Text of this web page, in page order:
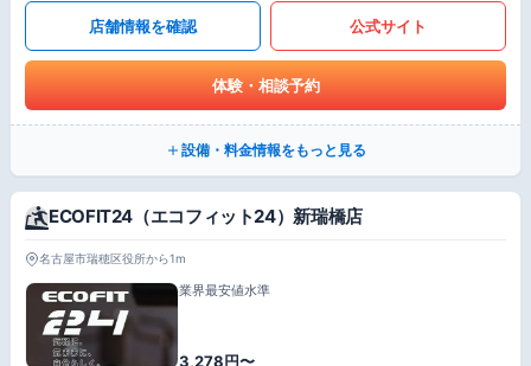
店舗情報を確認 公式サイト
体験・相談予約
設備・料金情報をもっと見る
ECOFIT24（エコフィット24）新瑞橋店
名古屋市瑞穂区役所から1m
業界最安値水準
3,278円〜